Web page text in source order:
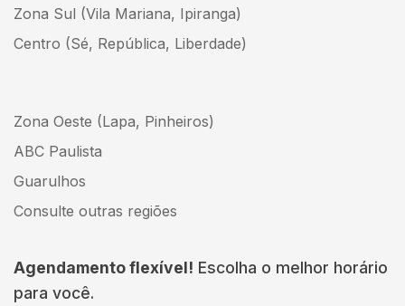
Zona Sul (Vila Mariana, Ipiranga)
Centro (Sé, República, Liberdade)
Zona Oeste (Lapa, Pinheiros)
ABC Paulista
Guarulhos
Consulte outras regiões
Agendamento flexível! Escolha o melhor horário
para você.